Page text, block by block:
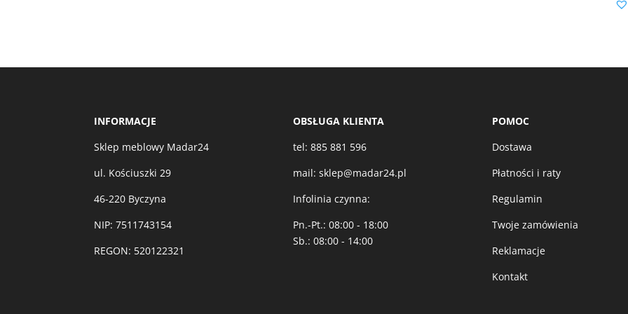
INFORMACJE
Sklep meblowy Madar24
ul. Kościuszki 29
46-220 Byczyna
NIP: 7511743154
REGON: 520122321
OBSŁUGA KLIENTA
tel: 885 881 596
mail: sklep@madar24.pl
Infolinia czynna:
Pn.-Pt.: 08:00 - 18:00
Sb.: 08:00 - 14:00
POMOC
Dostawa
Płatności i raty
Regulamin
Twoje zamówienia
Reklamacje
Kontakt